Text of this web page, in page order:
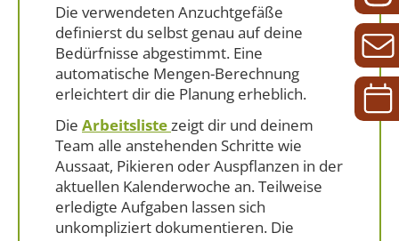
Die verwendeten Anzuchtgefäße
definierst du selbst genau auf deine
Bedürfnisse abgestimmt. Eine
automatische Mengen-Berechnung
erleichtert dir die Planung erheblich.
Die Arbeitsliste zeigt dir und deinem
Team alle anstehenden Schritte wie
Aussaat, Pikieren oder Auspflanzen in der
aktuellen Kalenderwoche an. Teilweise
erledigte Aufgaben lassen sich
unkompliziert dokumentieren. Die